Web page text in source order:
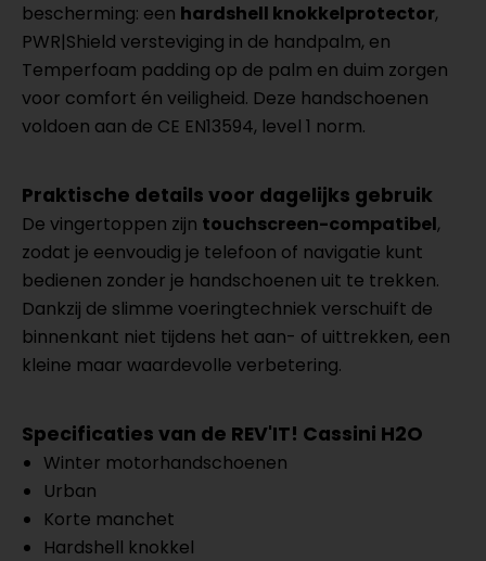
bescherming: een hardshell knokkelprotector,
PWR|Shield versteviging in de handpalm, en
Temperfoam padding op de palm en duim zorgen
voor comfort én veiligheid. Deze handschoenen
voldoen aan de CE EN13594, level 1 norm.
Praktische details voor dagelijks gebruik
De vingertoppen zijn touchscreen-compatibel,
zodat je eenvoudig je telefoon of navigatie kunt
bedienen zonder je handschoenen uit te trekken.
Dankzij de slimme voeringtechniek verschuift de
binnenkant niet tijdens het aan- of uittrekken, een
kleine maar waardevolle verbetering.
Specificaties van de REV'IT! Cassini H2O
Winter motorhandschoenen
Urban
Korte manchet
Hardshell knokkel